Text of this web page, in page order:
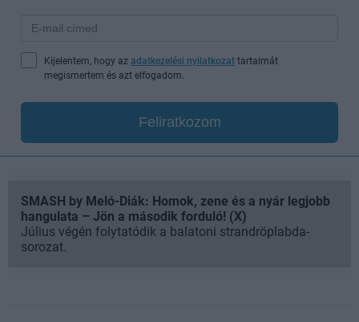
Kijelentem, hogy az adatkezelési nyilatkozat tartalmát
megismertem és azt elfogadom.
Feliratkozom
SMASH by Meló-Diák: Homok, zene és a nyár legjobb
hangulata – Jön a második forduló! (X)
Július végén folytatódik a balatoni strandröplabda-
sorozat.